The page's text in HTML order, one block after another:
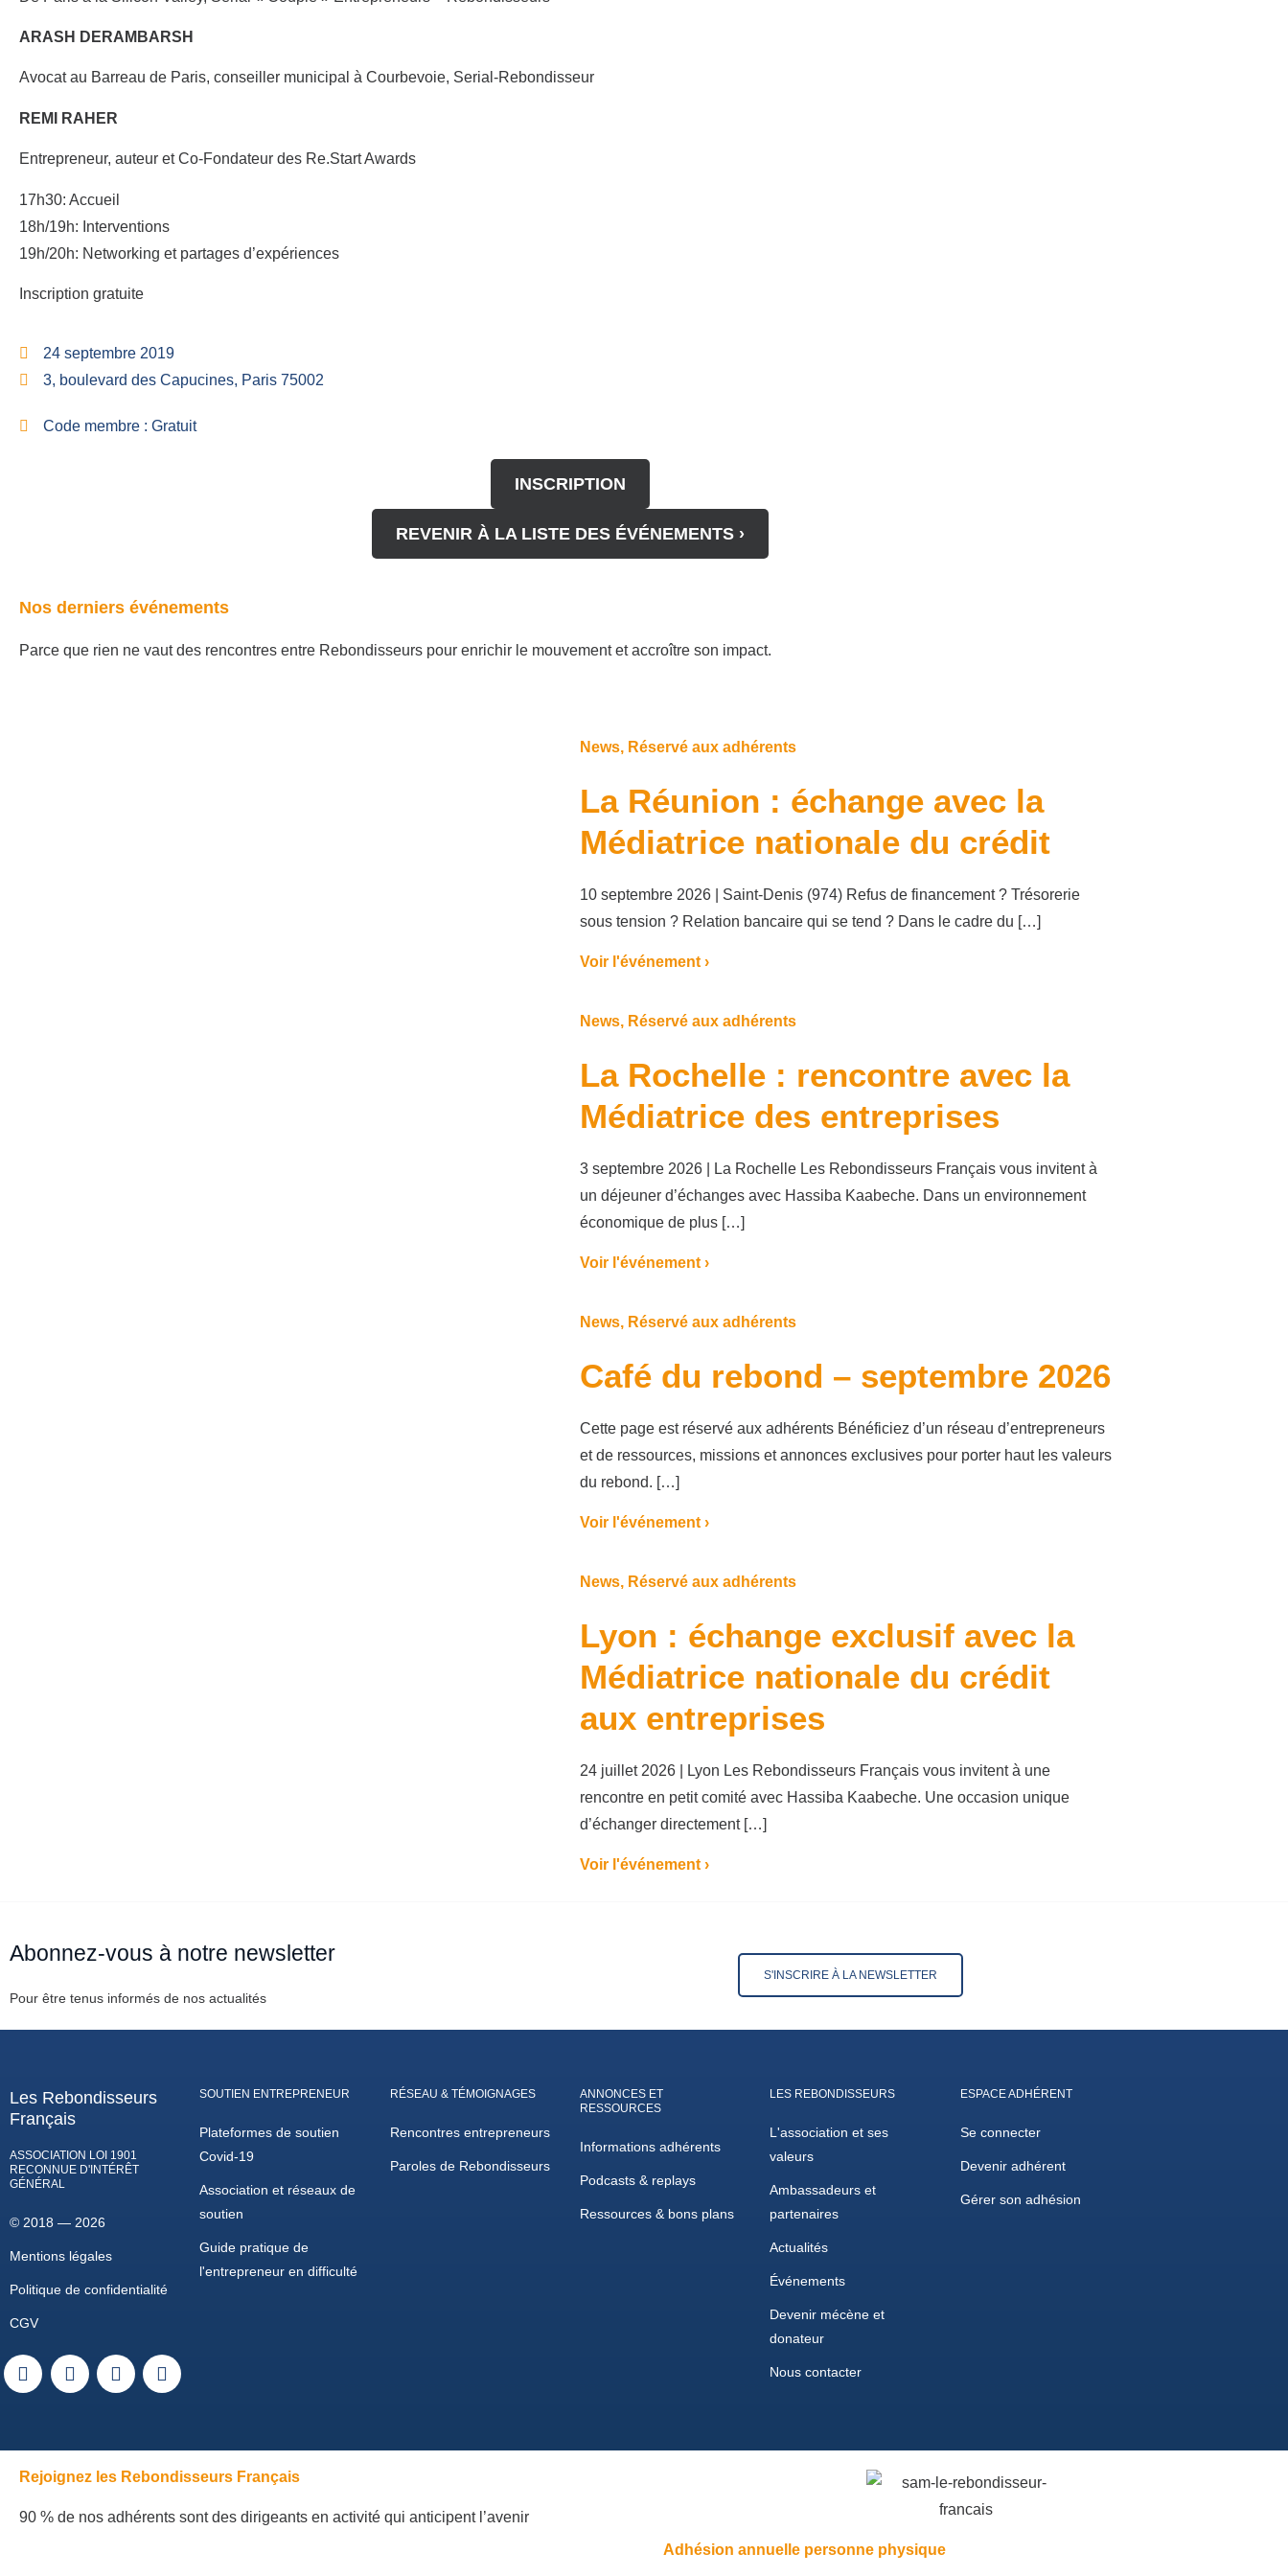
ARASH DERAMBARSH
Avocat au Barreau de Paris, conseiller municipal à Courbevoie, Serial-Rebondisseur
REMI RAHER
Entrepreneur, auteur et Co-Fondateur des Re.Start Awards
17h30: Accueil
18h/19h: Interventions
19h/20h: Networking et partages d’expériences
Inscription gratuite
24 septembre 2019
3, boulevard des Capucines, Paris 75002
Code membre : Gratuit
INSCRIPTION
REVENIR À LA LISTE DES ÉVÉNEMENTS ›
Nos derniers événements
Parce que rien ne vaut des rencontres entre Rebondisseurs pour enrichir le mouvement et accroître son impact.
News, Réservé aux adhérents
La Réunion : échange avec la
Médiatrice nationale du crédit
10 septembre 2026 | Saint-Denis (974) Refus de financement ? Trésorerie
sous tension ? Relation bancaire qui se tend ? Dans le cadre du […]
Voir l'événement ›
News, Réservé aux adhérents
La Rochelle : rencontre avec la
Médiatrice des entreprises
3 septembre 2026 | La Rochelle Les Rebondisseurs Français vous invitent à
un déjeuner d’échanges avec Hassiba Kaabeche. Dans un environnement
économique de plus […]
Voir l'événement ›
News, Réservé aux adhérents
Café du rebond – septembre 2026
Cette page est réservé aux adhérents Bénéficiez d’un réseau d’entrepreneurs
et de ressources, missions et annonces exclusives pour porter haut les valeurs
du rebond. […]
Voir l'événement ›
News, Réservé aux adhérents
Lyon : échange exclusif avec la
Médiatrice nationale du crédit
aux entreprises
24 juillet 2026 | Lyon Les Rebondisseurs Français vous invitent à une
rencontre en petit comité avec Hassiba Kaabeche. Une occasion unique
d’échanger directement […]
Voir l'événement ›
Abonnez-vous à notre newsletter
Pour être tenus informés de nos actualités
S'INSCRIRE À LA NEWSLETTER
Les Rebondisseurs
Français
ASSOCIATION LOI 1901
RECONNUE D'INTÉRÊT
GÉNÉRAL
© 2018 — 2026
Mentions légales
Politique de confidentialité
CGV
SOUTIEN ENTREPRENEUR
Plateformes de soutien
Covid-19
Association et réseaux de
soutien
Guide pratique de
l'entrepreneur en difficulté
RÉSEAU & TÉMOIGNAGES
Rencontres entrepreneurs
Paroles de Rebondisseurs
ANNONCES ET
RESSOURCES
Informations adhérents
Podcasts & replays
Ressources & bons plans
LES REBONDISSEURS
L'association et ses
valeurs
Ambassadeurs et
partenaires
Actualités
Événements
Devenir mécène et
donateur
Nous contacter
ESPACE ADHÉRENT
Se connecter
Devenir adhérent
Gérer son adhésion
Rejoignez les Rebondisseurs Français
90 % de nos adhérents sont des dirigeants en activité qui anticipent l’avenir
Adhésion annuelle personne physique